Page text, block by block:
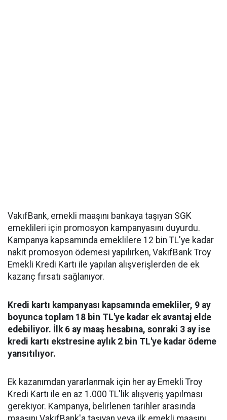
VakıfBank, emekli maaşını bankaya taşıyan SGK
emeklileri için promosyon kampanyasını duyurdu.
Kampanya kapsamında emeklilere 12 bin TL'ye kadar
nakit promosyon ödemesi yapılırken, VakıfBank Troy
Emekli Kredi Kartı ile yapılan alışverişlerden de ek
kazanç fırsatı sağlanıyor.
Kredi kartı kampanyası kapsamında emekliler, 9 ay
boyunca toplam 18 bin TL'ye kadar ek avantaj elde
edebiliyor. İlk 6 ay maaş hesabına, sonraki 3 ay ise
kredi kartı ekstresine aylık 2 bin TL'ye kadar ödeme
yansıtılıyor.
Ek kazanımdan yararlanmak için her ay Emekli Troy
Kredi Kartı ile en az 1.000 TL'lik alışveriş yapılması
gerekiyor. Kampanya, belirlenen tarihler arasında